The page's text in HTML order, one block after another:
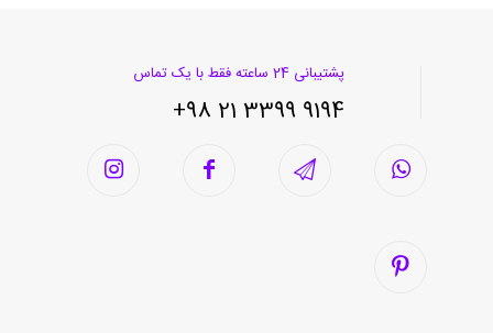
پشتیبانی 24 ساعته فقط با یک تماس
9194 3399 21 98+